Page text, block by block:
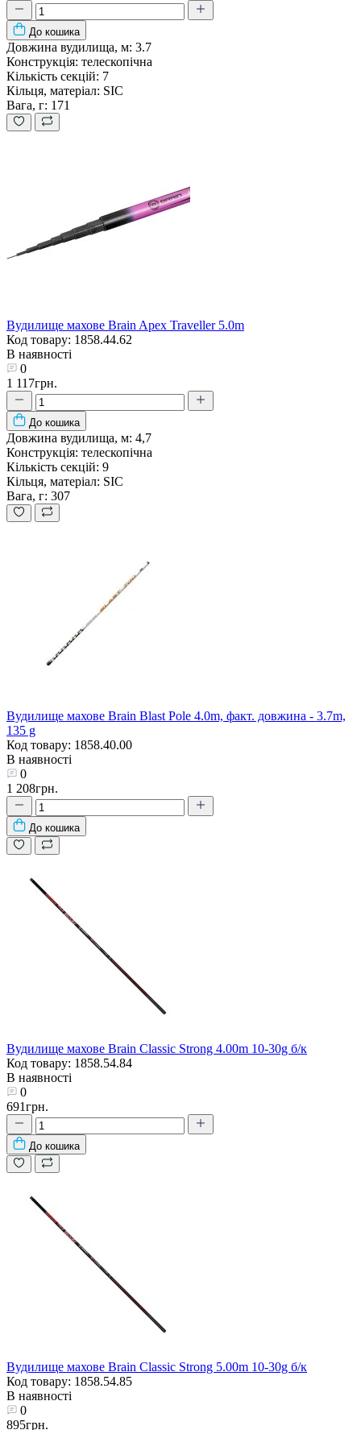
До кошика
Довжина вудилища, м: 3.7
Конструкція: телескопічна
Кількість секцій: 7
Кільця, матеріал: SIC
Вага, г: 171
Вудилище махове Brain Apex Traveller 5.0m
Код товару: 1858.44.62
В наявності
0
1 117грн.
До кошика
Довжина вудилища, м: 4,7
Конструкція: телескопічна
Кількість секцій: 9
Кільця, матеріал: SIC
Вага, г: 307
Вудилище махове Brain Blast Pole 4.0m, факт. довжина - 3.7m,
135 g
Код товару: 1858.40.00
В наявності
0
1 208грн.
До кошика
Вудилище махове Brain Classic Strong 4.00m 10-30g б/к
Код товару: 1858.54.84
В наявності
0
691грн.
До кошика
Вудилище махове Brain Classic Strong 5.00m 10-30g б/к
Код товару: 1858.54.85
В наявності
0
895грн.